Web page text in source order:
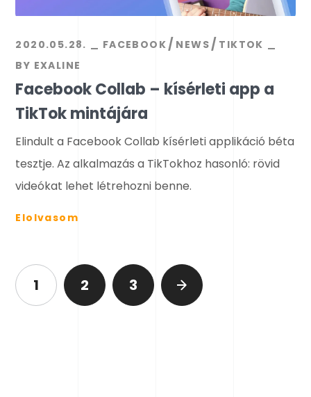
2020.05.28. FACEBOOK NEWS
TIKTOK
BY EXALINE
Facebook Collab – kísérleti app a
TikTok mintájára
Elindult a Facebook Collab kísérleti applikáció béta
tesztje. Az alkalmazás a TikTokhoz hasonló: rövid
videókat lehet létrehozni benne.
Elolvasom
1 2 3